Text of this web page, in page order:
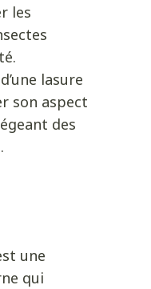
les
lasure
son aspect
des
une
qui